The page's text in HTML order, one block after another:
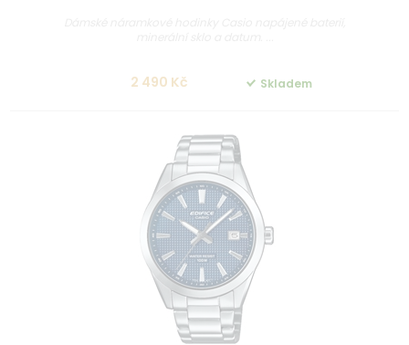
2 490 Kč Skladem